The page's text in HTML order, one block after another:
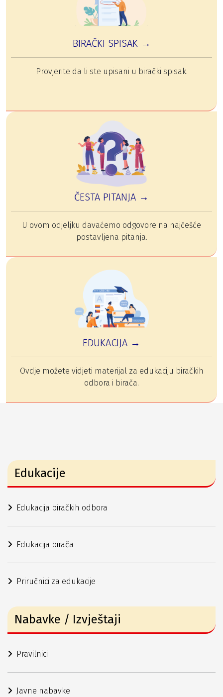
BIRAČKI SPISAK →
Provjerite da li ste upisani u birački spisak.
ČESTA PITANJA →
U ovom odjeljku davaćemo odgovore na najčešće
postavljena pitanja.
EDUKACIJA →
Ovdje možete vidjeti materijal za edukaciju biračkih
odbora i birača.
Edukacije
Edukacija biračkih odbora
Edukacija birača
Priručnici za edukacije
Nabavke / Izvještaji
Pravilnici
Javne nabavke